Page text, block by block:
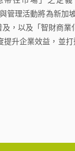
管理活動將為新加
，以及「智財商
升企業效益，並